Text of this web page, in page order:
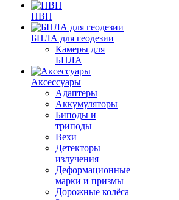
ПВП
БПЛА для геодезии
Камеры для
БПЛА
Аксессуары
Адаптеры
Аккумуляторы
Биподы и
триподы
Вехи
Детекторы
излучения
Деформационные
марки и призмы
Дорожные колёса